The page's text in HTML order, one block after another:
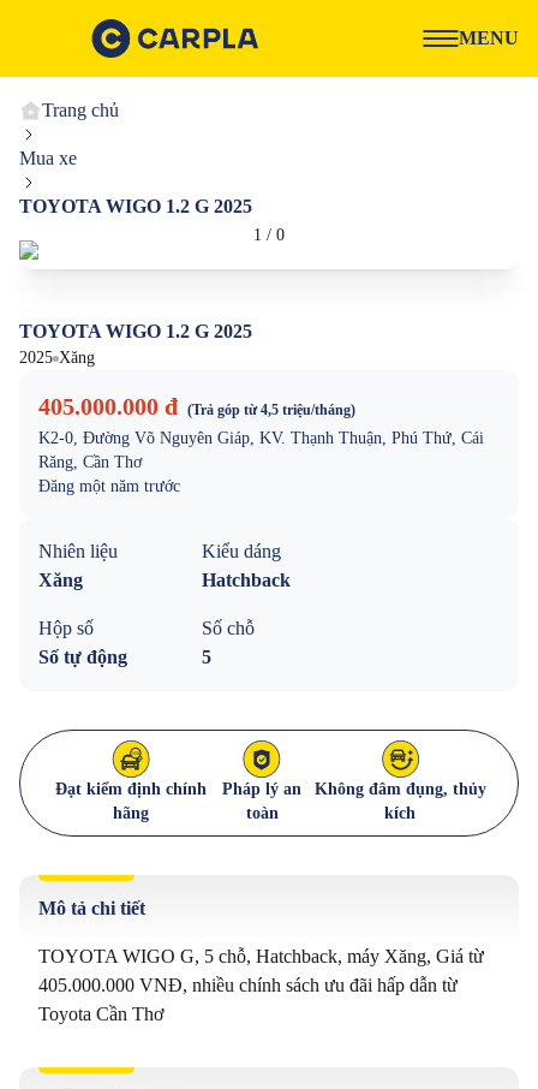
MENU
Trang chủ
Mua xe
TOYOTA WIGO 1.2 G 2025
1 / 0
TOYOTA WIGO 1.2 G 2025
2025 Xăng
405.000.000 đ (Trả góp từ4,5 triệu/tháng)
K2-0, Đường Võ Nguyên Giáp, KV. Thạnh Thuận, Phú Thứ, Cái
Răng, Cần Thơ
Đăng một năm trước
Nhiên liệu
Xăng
Kiểu dáng
Hatchback
Hộp số
Số tự động
Số chỗ
5
Đạt kiểm định chính
hãng
Pháp lý an
toàn
Không đâm đụng, thủy
kích
Mô tả chi tiết
TOYOTA WIGO G, 5 chỗ, Hatchback, máy Xăng, Giá từ
405.000.000 VNĐ, nhiều chính sách ưu đãi hấp dẫn từ
Toyota Cần Thơ